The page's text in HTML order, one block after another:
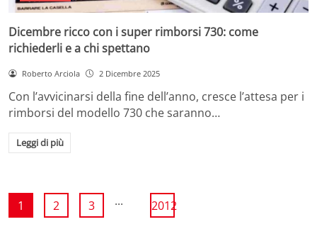
Dicembre ricco con i super rimborsi 730: come
richiederli e a chi spettano
Roberto Arciola 2 Dicembre 2025
Con l’avvicinarsi della fine dell’anno, cresce l’attesa per i
rimborsi del modello 730 che saranno…
Leggi di più
1 2 3 ... 2012